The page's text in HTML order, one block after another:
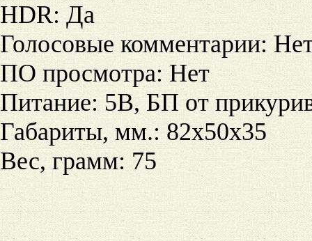
HDR: Да
Голосовые комментарии:
ПО просмотра: Нет
Питание: 5В, БП от
Габариты, мм.: 82х50х35
Вес, грамм: 75